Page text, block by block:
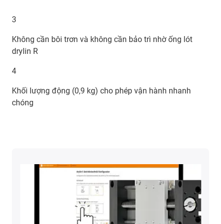
3
Không cần bôi trơn và không cần bảo trì nhờ ống lót
drylin R
4
Khối lượng động (0,9 kg) cho phép vận hành nhanh
chóng